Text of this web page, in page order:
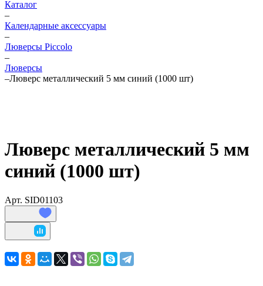
Каталог
–
Календарные аксессуары
–
Люверсы Piccolo
–
Люверсы
–Люверс металлический 5 мм синий (1000 шт)
Люверс металлический 5 мм
синий (1000 шт)
Арт. SID01103